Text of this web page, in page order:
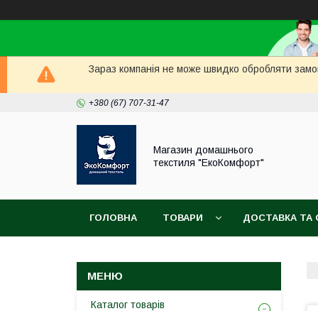
Зараз компанія не може швидко обробляти
+380 (67) 707-31-47
Магазин домашнього
текстиля "ЕкоКомфорт"
ГОЛОВНА ТОВАРИ ДОСТАВКА ТА
Каталог товарів